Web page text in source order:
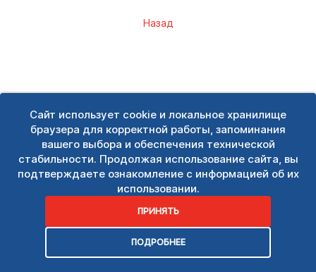
Сайт использует cookie и локальное хранилище
браузера для корректной работы, запоминания
вашего выбора и обеспечения технической
стабильности. Продолжая использование сайта, вы
подтверждаете ознакомление с информацией об их
использовании.
ПРИНЯТЬ
ПОДРОБНЕЕ
Назад